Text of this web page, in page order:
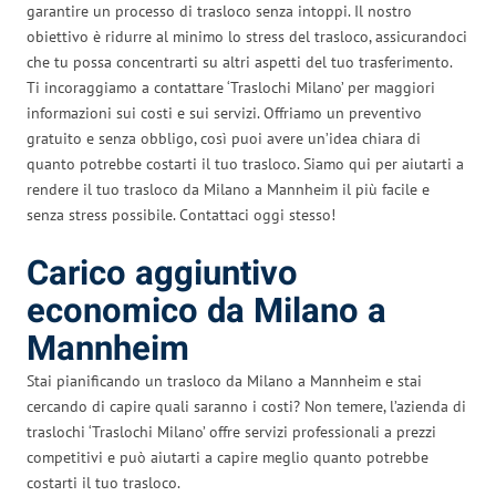
garantire un processo di trasloco senza intoppi. Il nostro
obiettivo è ridurre al minimo lo stress del trasloco, assicurandoci
che tu possa concentrarti su altri aspetti del tuo trasferimento.
Ti incoraggiamo a contattare ‘Traslochi Milano’ per maggiori
informazioni sui costi e sui servizi. Offriamo un preventivo
gratuito e senza obbligo, così puoi avere un’idea chiara di
quanto potrebbe costarti il tuo trasloco. Siamo qui per aiutarti a
rendere il tuo trasloco da Milano a Mannheim il più facile e
senza stress possibile. Contattaci oggi stesso!
Carico aggiuntivo
economico da Milano a
Mannheim
Stai pianificando un trasloco da Milano a Mannheim e stai
cercando di capire quali saranno i costi? Non temere, l’azienda di
traslochi ‘Traslochi Milano’ offre servizi professionali a prezzi
competitivi e può aiutarti a capire meglio quanto potrebbe
costarti il tuo trasloco.